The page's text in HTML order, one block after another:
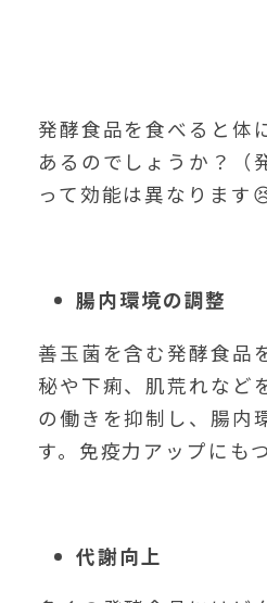
発酵食品を食べると体
あるのでしょうか？（
って効能は異なります
腸内環境の調整
善玉菌を含む発酵食品
秘や下痢、肌荒れなど
の働きを抑制し、腸内
す。免疫力アップにも
代謝向上